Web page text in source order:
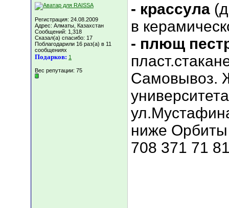
Регистрация: 24.08.2009
Адрес: Алматы, Казахстан
Сообщений: 1,318
Сказал(а) спасибо: 17
Поблагодарили 16 раз(а) в 11
сообщениях
Подарков: 1
Вес репутации: 75
- крассула
в
- плющ
Самовывоз.
ниже
708 371 71